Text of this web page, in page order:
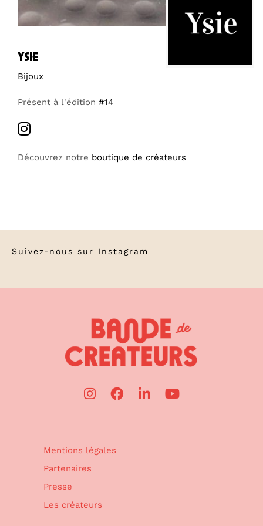
ysie
Bijoux
Présent à l'édition #14
Découvrez notre boutique de créateurs
Suivez-nous sur Instagram
Mentions légales
Partenaires
Presse
Les créateurs